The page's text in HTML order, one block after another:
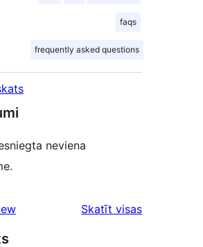
faqs
frequently asked questions
neviena
Skatīt visas